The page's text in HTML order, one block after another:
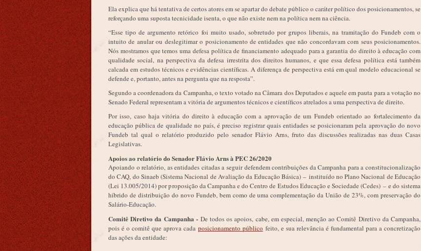
Ela explica que há tentativa de certos atores em se apartar do debate público o caráter político dos posicionamentos, se
reforçando uma suposta tecnicidade isenta, o que não existe nem na política nem na ciência.
“Esse tipo de argumento retórico foi muito usado, sobretudo por grupos liberais, na tramitação do Fundeb com o
intuito de anular ou deslegitimar o posicionamento de entidades que não concordavam com seus posicionamentos.
Nós mostramos que temos uma defesa política de financiamento adequado para a garantia do direito à educação com
qualidade social, na perspectiva da defesa irrestrita dos direitos humanos, e que essa defesa política está também
calcada em estudos técnicos e evidências científicas. A diferença de perspectiva está em qual modelo educacional se
defende e, portanto, antes na pergunta que na resposta”.
Segundo a coordenadora da Campanha, o texto votado na Câmara dos Deputados e aquele em pauta para a votação no
Senado Federal representam a vitória de argumentos técnicos e científicos atrelados a uma perspectiva de direito.
Por isso, caso haja vitória do direito à educação com a aprovação de um Fundeb orientado ao fortalecimento da
educação pública de qualidade no país, é preciso registrar quais entidades se posicionaram pela aprovação do novo
Fundeb tal qual o relatório produzido pelo senador Flávio Arns, fruto das discussões realizadas nas duas Casas
Legislativas.
Apoios ao relatório do Senador Flávio Arns à PEC 26/2020
Apoiando o relatório, as entidades citadas a seguir defendem contribuições da Campanha para a constitucionalização
do CAQ, do Sinaeb (Sistema Nacional de Avaliação da Educação Básica) – instituído no Plano Nacional de Educação
(Lei 13.005/2014) por proposição da Campanha e do Centro de Estudos Educação e Sociedade (Cedes) – e do sistema
híbrido de distribuição do novo Fundeb, bem como de uma complementação da União de 23%, com preservação do
Salário-Educação.
Comitê Diretivo da Campanha - De todos os apoios, cabe, em especial, menção ao Comitê Diretivo da Campanha,
pois é o comitê que aprova cada posicionamento público feito, e sua relevância é fundamental para a concretização
das ações da entidade: